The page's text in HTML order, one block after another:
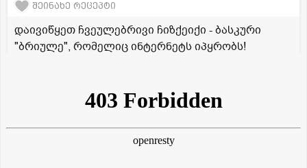
შეინახე რეცეპტი
დაივიწყეთ ჩვეულებრივი ჩიზქეიქი - ბასკური
"ბრიულე", რომელიც ინტერნეტს იპყრობს!